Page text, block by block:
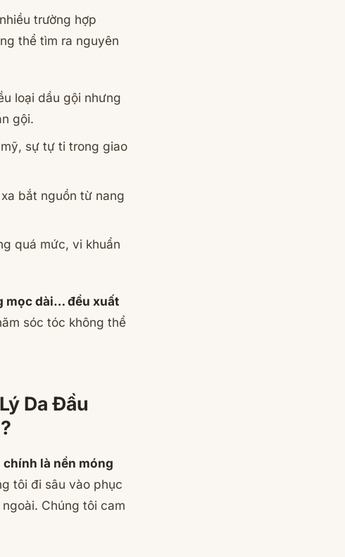
trường hợp
thể tìm ra nguyên
loại dầu gội nhưng
gội.
sự tự ti trong giao
bắt nguồn từ nang
quá mức, vi khuẩn
mọc dài… đều xuất
sóc tóc không thể
Da Đầu
chính là nền móng
tôi đi sâu vào phục
Chúng tôi cam